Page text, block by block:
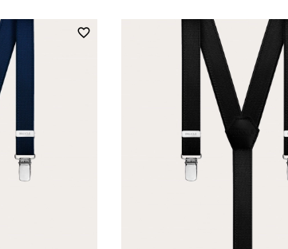
favorite_border